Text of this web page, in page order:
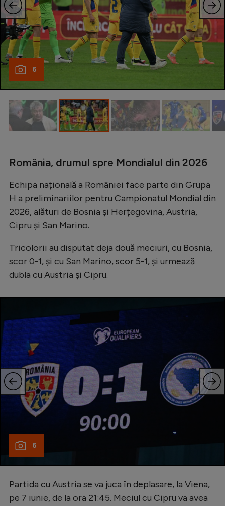
Intră în cont
6
România, drumul spre Mondialul din 2026
Echipa națională a României face parte din Grupa
H a preliminariilor pentru Campionatul Mondial din
2026, alături de Bosnia și Herțegovina, Austria,
Cipru și San Marino.
Tricolorii au disputat deja două meciuri, cu Bosnia,
scor 0-1, și cu San Marino, scor 5-1, și urmează
dubla cu Austria și Cipru.
6
Partida cu Austria se va juca în deplasare, la Viena,
pe 7 iunie, de la ora 21:45. Meciul cu Cipru va avea